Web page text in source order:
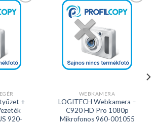
+
920-
Kedvencekhez
WEBKAMERA
LOGITECH Webkamera –
C920 HD Pro 1080p
Mikrofonos 960-001055